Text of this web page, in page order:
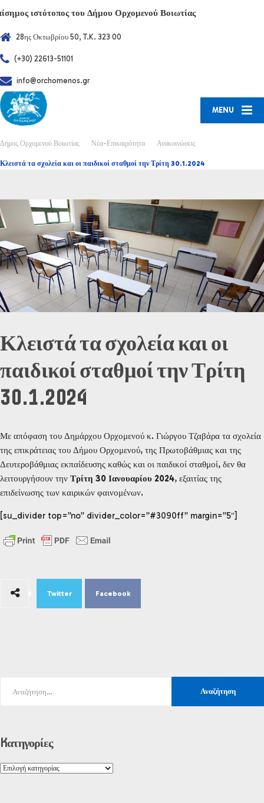
ιστότοπος του Δήμου Ορχομενού Βοιωτίας
28ης Οκτωβρίου 50, T.K. 323 00
(+30) 22613-51101
info@orchomenos.gr
MENU
Δήμος Ορχομενού Βοιωτίας Νέα-Επικαιρότητα Ανακοινώσεις
Κλειστά τα σχολεία και οι παιδικοί σταθμοί την Τρίτη 30.1.2024
Κλειστά τα σχολεία και οι
παιδικοί σταθμοί την Τρίτη
30.1.2024
Με απόφαση του Δημάρχου Ορχομενού κ. Γιώργου Τζαβάρα τα σχολεία
της επικράτειας του Δήμου Ορχομενού, της Πρωτοβάθμιας και της
Δευτεροβάθμιας εκπαίδευσης καθώς και οι παιδικοί σταθμοί, δεν θα
λειτουργήσουν την Τρίτη 30 Ιανουαρίου 2024, εξαιτίας της
επιδείνωσης των καιρικών φαινομένων.
[su_divider top=”no” divider_color=”#3090ff” margin=”5″]
Twitter Facebook
Kατηγορίες